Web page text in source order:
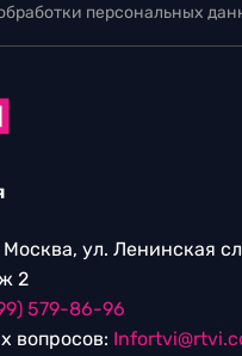
персональных
Москва, ул. Ленинская
2
579-86-96
вопросов: